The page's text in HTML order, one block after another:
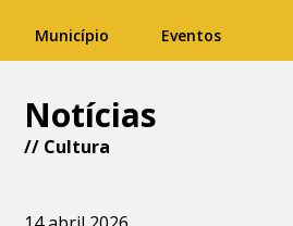
Município Eventos
Notícias
// Cultura